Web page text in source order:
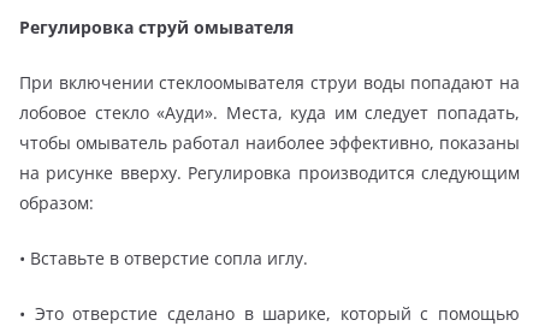
Регулировка струй омывателя
При включении стеклоомывателя струи воды попадают на
лобовое стекло «Ауди». Места, куда им следует попадать,
чтобы омыватель работал наиболее эффективно, показаны
на рисунке вверху. Регулировка производится следующим
образом:
• Вставьте в отверстие сопла иглу.
• Это отверстие сделано в шарике, который с помощью